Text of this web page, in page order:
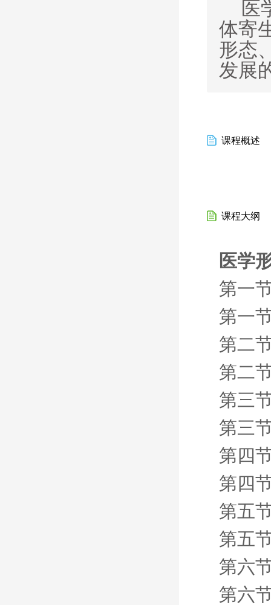
医
体寄
形态
发展
课程概述
课程大纲
医学
第一
第一
第二
第二
第三
第三
第四
第四
第五
第五
第六
第六